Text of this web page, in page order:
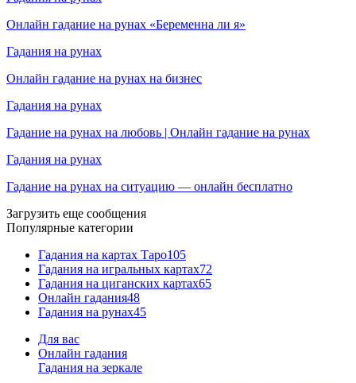
Онлайн гадание на рунах «Беременна ли я»
Гадания на рунах
Онлайн гадание на рунах на бизнес
Гадания на рунах
Гадание на рунах на любовь | Онлайн гадание на рунах
Гадания на рунах
Гадание на рунах на ситуацию — онлайн бесплатно
Загрузить еще сообщения
Популярные категории
Гадания на картах Таро105
Гадания на игральных картах72
Гадания на циганских картах65
Онлайн гадания48
Гадания на рунах45
Для вас
Онлайн гадания
Гадания на зеркале